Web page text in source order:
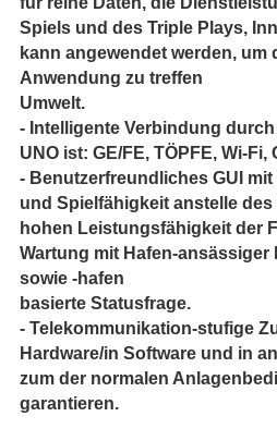
Spiels und des Triple Plays,
kann angewendet werden,
Anwendung zu treffen
Umwelt.
- Intelligente Verbindung
UNO ist: GE/FE, TÖPFE, Wi-Fi,
- Benutzerfreundliches GUI
und Spielfähigkeit anstelle
hohen Leistungsfähigkeit der
Wartung mit Hafen-
sowie -hafen
basierte Statusfrage.
- Telekommunikation-stufige
Hardware/in Software und in
zum der normalen
garantieren.